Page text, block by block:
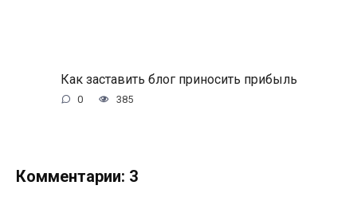
Как заставить блог приносить прибыль
0 385
Комментарии: 3